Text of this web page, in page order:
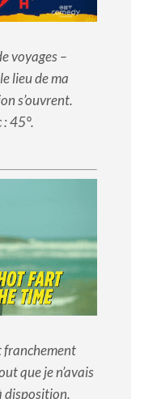
voyages –
lieu de ma
s’ouvrent.
45°.
franchement
que je n’avais
disposition.